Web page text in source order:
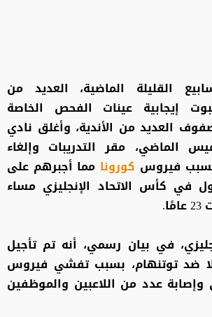
القليلة الماضية، العديد من
إيجابية عينات الفحص الخاصة
العديد من الأندية، وأغلق نادي
الماضي، مقر التدريبات وإلغاء
بسبب فيروس كورونا مما أجبرهم على
في كأس الاتحاد الإنجليزي مساء
في بيان رسمي، أنه تم تأجيل
ضد توتنهام، بسبب تفشي فيروس
وإصابة عدد من اللاعبين والموظفين